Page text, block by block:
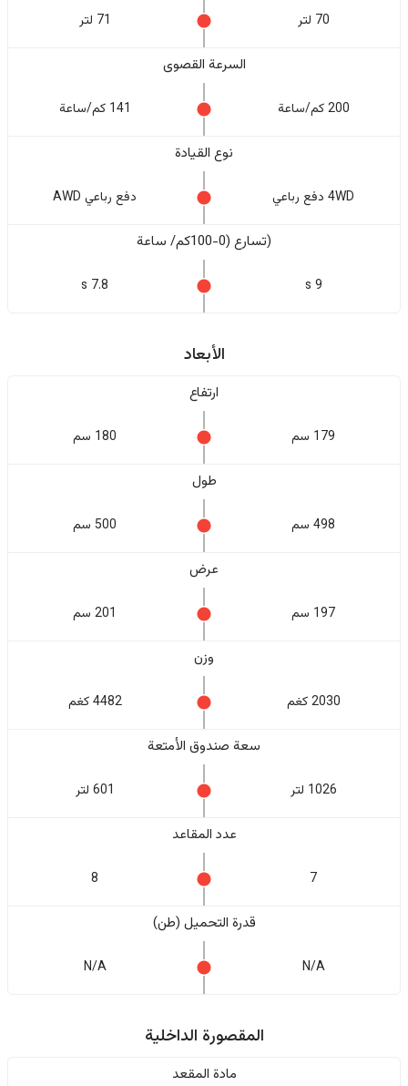
70 لتر 71 لتر
السرعة القصوى
200 كم/ساعة 141 كم/ساعة
نوع القيادة
4WD دفع رباعي دفع رباعي AWD
(تسارع (0-100كم/ ساعة
9 s
7.8 s
الأبعاد
ارتفاع
179 سم 180 سم
طول
498 سم 500 سم
عرض
197 سم 201 سم
وزن
2030 كغم 4482 كغم
سعة صندوق الأمتعة
1026 لتر 601 لتر
عدد المقاعد
7
8
قدرة التحميل (طن)
N/A
N/A
المقصورة الداخلية
مادة المقعد